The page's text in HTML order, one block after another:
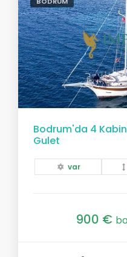
Bodrum'da 4
Gulet
var
900 €